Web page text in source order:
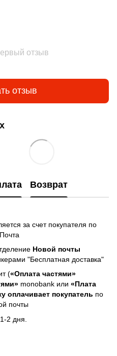
отзыв
отзыв
Возврат
за счет покупателя по
Новой почты
"Бесплатная доставка"
(«Оплата частями»
monobank или «Плата
оплачивает покупатель по
почты
2 дня.